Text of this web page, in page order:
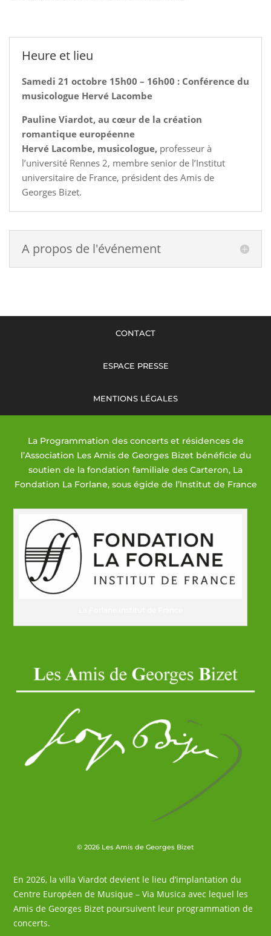
Heure et lieu
Samedi 21 octobre 15h00 – 16h00 : Conférence du
musicologue Hervé Lacombe
Pauline Viardot, au cœur de la création
romantique européenne
Hervé Lacombe, musicologue, professeur à
l’université Rennes 2, membre senior de l’Institut
universitaire de France, président des Amis de
Georges Bizet.
A propos de l'événement
CONTACT
ESPACE PRESSE
MENTIONS LÉGALES
La Programmation des concerts et résidences de
l’Association Les Amis de Georges Bizet bénéficie du
soutien de la fondation familiale des Carteron, La
Fondation La Forlane, sous égide de l’Institut de France
© 2026 Les Amis de Georges Bizet
En 2026, la villa Viardot devient le lieu d’implantation du
Centre Européen de Musique – Via Musica avec lequel les
Amis de Georges Bizet poursuivent leur programmation de
concerts.